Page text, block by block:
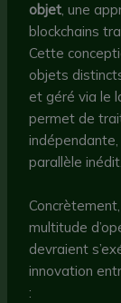
objet, une
blockchains
Cette
objets
et géré via le
permet de
parallèle inédit.
multitude
devraient
innovation
: